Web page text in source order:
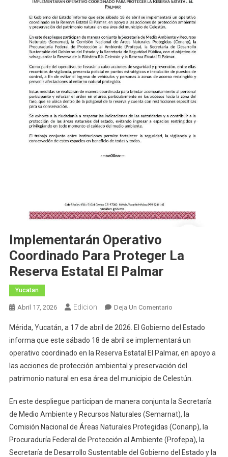
Implementarán Operativo
Coordinado Para Proteger La
Reserva Estatal El Palmar
Yucatan
Abril 17, 2026 Edicion Deja Un ComentarioEn
Operativo
Coordinado
Para
Proteger
La
Estatal
El
Palmar
Mérida, Yucatán, a 17 de abril de 2026. El Gobierno del Estado
informa que este sábado 18 de abril se implementará un
operativo coordinado en la Reserva Estatal El Palmar, en apoyo a
las acciones de protección ambiental y preservación del
patrimonio natural en esa área del municipio de Celestún.
En este despliegue participan de manera conjunta la Secretaría
de Medio Ambiente y Recursos Naturales (Semarnat), la
Comisión Nacional de Áreas Naturales Protegidas (Conanp), la
Procuraduría Federal de Protección al Ambiente (Profepa), la
Secretaría de Desarrollo Sustentable del Gobierno del Estado y la